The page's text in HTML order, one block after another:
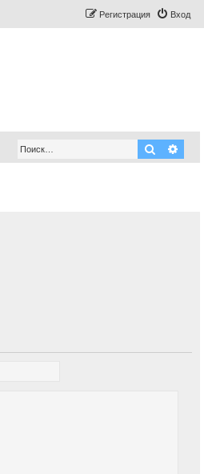
Вход
Регистрация
Поиск